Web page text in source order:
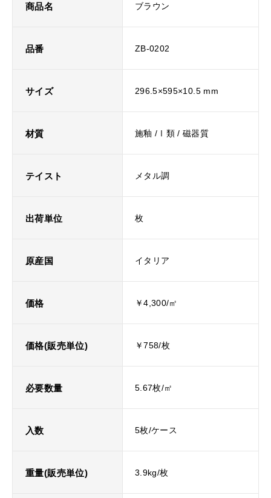
商品名 ブラウン
品番 ZB-0202
サイズ 296.5×595×10.5 mm
材質 施釉 /Ⅰ類 / 磁器質
テイスト メタル調
出荷単位 枚
原産国 イタリア
価格 ￥4,300/㎡
価格(販売単位) ￥758/枚
必要数量 5.67枚/㎡
入数 5枚/ケース
重量(販売単位) 3.9kg/枚